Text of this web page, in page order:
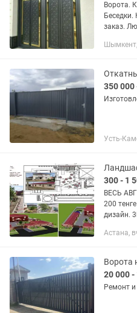
Ворота.
заказ.
ворот.
350 000
Усть-
300 - 1
ВЕСЬ
200 тенге за 1
дизайн.
Астана,
Ворота
20 000 -
Ремонт